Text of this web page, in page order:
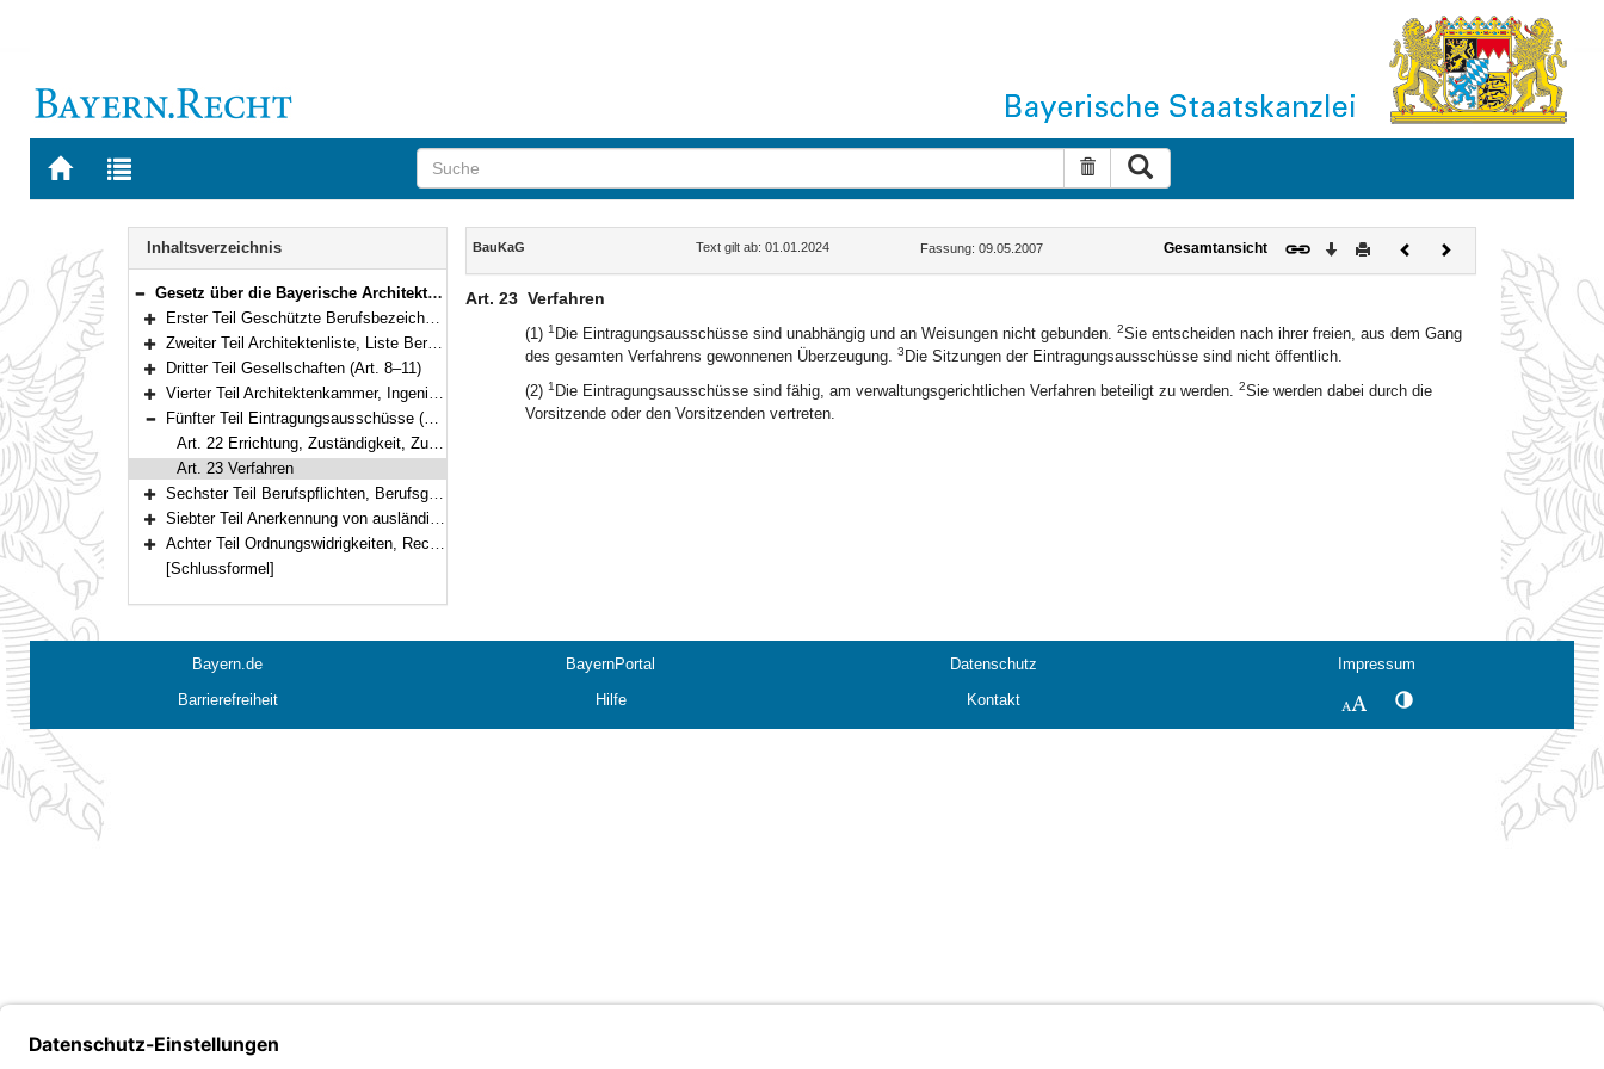
Zur
BAYERN.RECHT
Zur
letzten
Suche zurücksetzen
Navigation
Inhaltsverzeichnis
Bereich reduzieren
Gesetz über die Bayerische Architektenkammer und die Bayerische Ingenieurekammer-Bau (Baukammerngesetz – BauKaG) Vom 9. Mai 2007 (GVBl. S. 308) BayRS 2133-1-B (Art. 1–35)
Bereich erweitern
Erster Teil Geschützte Berufsbezeichnungen, Berufsaufgaben (Art. 1–3)
Bereich erweitern
Zweiter Teil Architektenliste, Liste Beratender Ingenieure, Stadtplanerliste (Art. 4–7)
Bereich erweitern
Dritter Teil Gesellschaften (Art. 8–11)
Bereich erweitern
Vierter Teil Architektenkammer, Ingenieurekammer-Bau (Art. 12–21)
Bereich reduzieren
Fünfter Teil Eintragungsausschüsse (Art. 22–23)
Art. 22 Errichtung, Zuständigkeit, Zusammensetzung
Art. 23 Verfahren
Bereich erweitern
Sechster Teil Berufspflichten, Berufsgerichtsbarkeit (Art. 24–30)
Bereich erweitern
Siebter Teil Anerkennung von ausländischen Berufsqualifikationen (Art. 31–31a)
Bereich erweitern
Achter Teil Ordnungswidrigkeiten, Rechtsverordnungen, Übergangs- und Schlussbestimmungen (Art. 32–35)
[Schlussformel]
Inhalt
BauKaG Text gilt ab: 01.01.2024 Fassung: 09.05.2007 Gesamtansicht Download
DruckenVorherigesNächstes
Dokument
Art. 23 Verfahren
(1) 1 Die Eintragungsausschüsse sind unabhängig und an Weisungen nicht gebunden. 2Sie entscheiden nach ihrer freien, aus dem Gang
des gesamten Verfahrens gewonnenen Überzeugung. 3 Die Sitzungen der Eintragungsausschüsse sind nicht öffentlich.
(2) 1 Die Eintragungsausschüsse sind fähig, am verwaltungsgerichtlichen Verfahren beteiligt zu werden. 2Sie werden dabei durch die
Vorsitzende oder den Vorsitzenden vertreten.
Bayern.de BayernPortal Datenschutz
Impressum
Barrierefreiheit
Hilfe Kontakt SchriftgrößeKontrastwechsel